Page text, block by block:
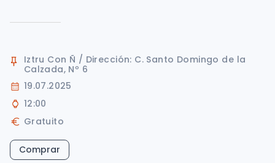
Iztru Con Ñ / Dirección: C. Santo Domingo de la
Calzada, Nº 6
19.07.2025
12:00
Gratuito
Comprar